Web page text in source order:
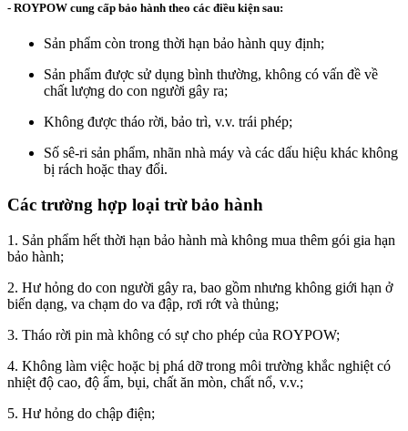
- ROYPOW cung cấp bảo hành theo các điều kiện sau:
Sản phẩm còn trong thời hạn bảo hành quy định;
Sản phẩm được sử dụng bình thường, không có vấn đề về
chất lượng do con người gây ra;
Không được tháo rời, bảo trì, v.v. trái phép;
Số sê-ri sản phẩm, nhãn nhà máy và các dấu hiệu khác không
bị rách hoặc thay đổi.
Các trường hợp loại trừ bảo hành
1. Sản phẩm hết thời hạn bảo hành mà không mua thêm gói gia hạn
bảo hành;
2. Hư hỏng do con người gây ra, bao gồm nhưng không giới hạn ở
biến dạng, va chạm do va đập, rơi rớt và thủng;
3. Tháo rời pin mà không có sự cho phép của ROYPOW;
4. Không làm việc hoặc bị phá dỡ trong môi trường khắc nghiệt có
nhiệt độ cao, độ ẩm, bụi, chất ăn mòn, chất nổ, v.v.;
5. Hư hỏng do chập điện;